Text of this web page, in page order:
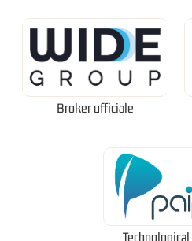
Broker ufficiale